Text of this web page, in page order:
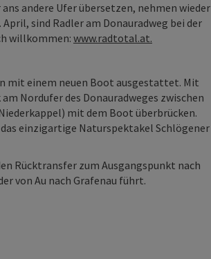
andere Ufer übersetzen, nehmen wieder
sind Radler am Donauradweg bei der
willkommen: www.radtotal.at.
mit einem neuen Boot ausgestattet. Mit
Nordufer des Donauradweges zwischen
mit dem Boot überbrücken.
einzigartige Naturspektakel Schlögener
Rücktransfer zum Ausgangspunkt nach
von Au nach Grafenau führt.